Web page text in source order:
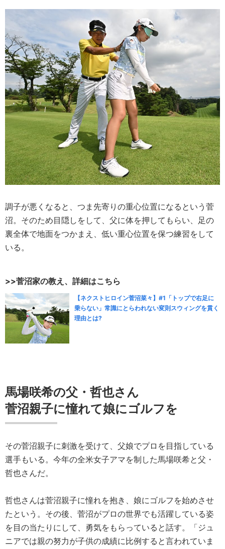
調子が悪くなると、つま先寄りの重心位置になるという菅
沼。そのため目隠しをして、父に体を押してもらい、足の
裏全体で地面をつかまえ、低い重心位置を保つ練習をして
いる。
>>菅沼家の教え、詳細はこちら
【ネクストヒロイン菅沼菜々】#1「トップで右足に
乗らない」常識にとらわれない変則スウィングを貫く
理由とは?
馬場咲希の父・哲也さん
菅沼親子に憧れて娘にゴルフを
その菅沼親子に刺激を受けて、父娘でプロを目指している
選手もいる。今年の全米女子アマを制した馬場咲希と父・
哲也さんだ。
哲也さんは菅沼親子に憧れを抱き、娘にゴルフを始めさせ
たという。その後、菅沼がプロの世界でも活躍している姿
を目の当たりにして、勇気をもらっていると話す。「ジュ
ニアでは親の努力が子供の成績に比例すると言われていま